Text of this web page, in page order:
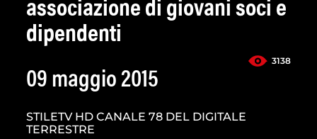
associazione di giovani soci e
dipendenti
3138
09 maggio 2015
STILETV HD CANALE 78 DEL DIGITALE
TERRESTRE